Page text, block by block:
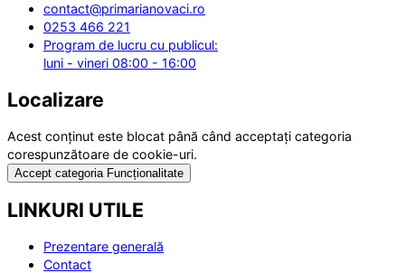
contact@primarianovaci.ro
0253 466 221
Program de lucru cu publicul:
luni - vineri 08:00 - 16:00
Localizare
Acest conținut este blocat până când acceptați categoria
corespunzătoare de cookie-uri.
Accept categoria Funcționalitate
LINKURI UTILE
Prezentare generală
Contact